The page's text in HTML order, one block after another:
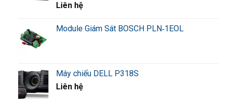
Liên hệ
Module Giám Sát BOSCH PLN‑1EOL
Máy chiếu DELL P318S
Liên hệ